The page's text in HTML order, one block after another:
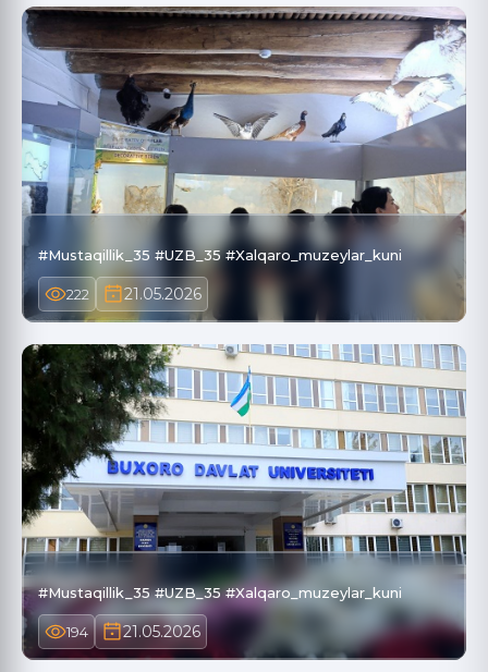
#Mustaqillik_35 #UZB_35 #Xalqaro_muzeylar_kuni
222 21.05.2026
#Mustaqillik_35 #UZB_35 #Xalqaro_muzeylar_kuni
194 21.05.2026